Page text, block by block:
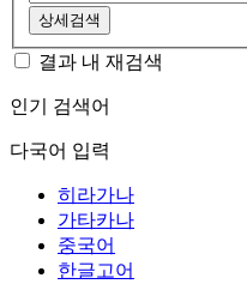
상세검색
결과 내 재검색
인기 검색어
다국어 입력
히라가나
가타카나
중국어
한글고어